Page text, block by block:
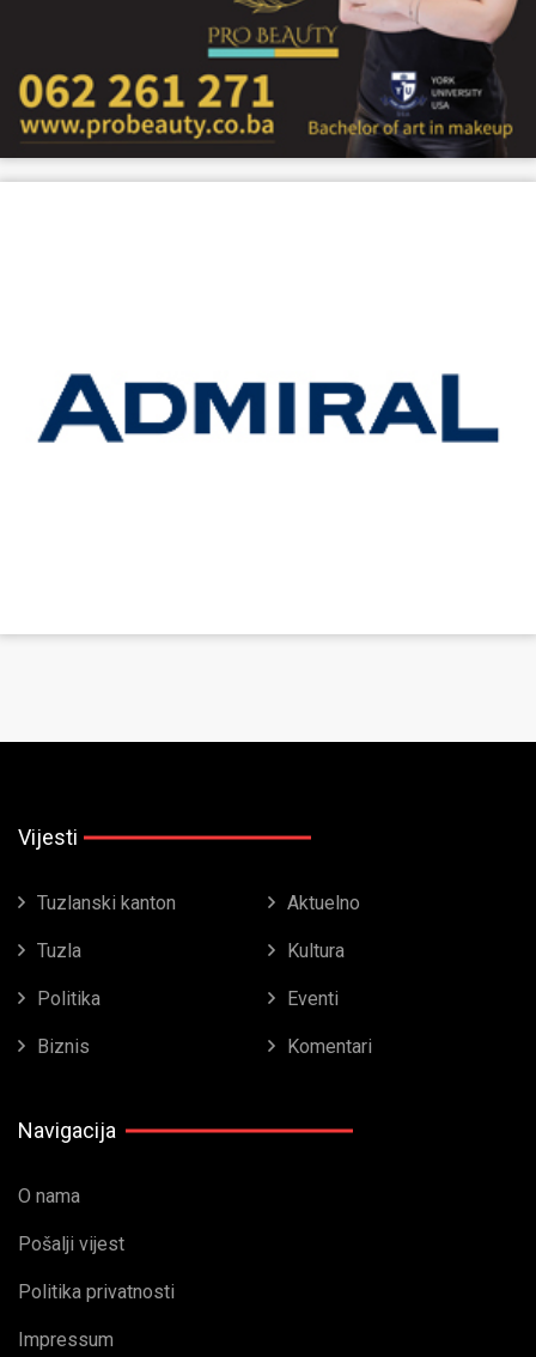
Vijesti
Tuzlanski kanton Aktuelno
Tuzla Kultura
Politika Eventi
Biznis Komentari
Navigacija
O nama
Pošalji vijest
Politika privatnosti
Impressum